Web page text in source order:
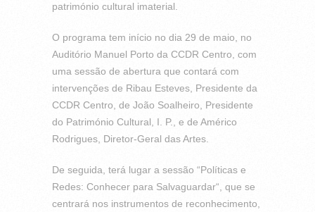
património cultural imaterial.
O programa tem início no dia 29 de maio, no
Auditório Manuel Porto da CCDR Centro, com
uma sessão de abertura que contará com
intervenções de Ribau Esteves, Presidente da
CCDR Centro, de João Soalheiro, Presidente
do Património Cultural, I. P., e de Américo
Rodrigues, Diretor-Geral das Artes.
De seguida, terá lugar a sessão “Políticas e
Redes: Conhecer para Salvaguardar“, que se
centrará nos instrumentos de reconhecimento,